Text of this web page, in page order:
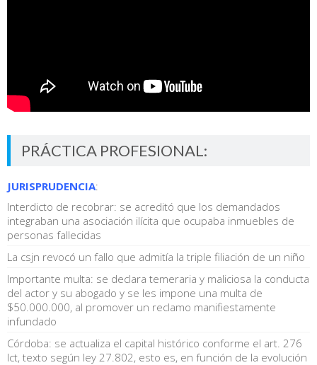
PRÁCTICA PROFESIONAL:
JURISPRUDENCIA:
Interdicto de recobrar: se acreditó que los demandados
integraban una asociación ilícita que ocupaba inmuebles de
personas fallecidas
La csjn revocó un fallo que admitía la triple filiación de un niño
Importante multa: se declara temeraria y maliciosa la conducta
del actor y su abogado y se les impone una multa de
$50.000.000, al promover un reclamo manifiestamente
infundado
Córdoba: se actualiza el capital histórico conforme el art. 276
lct, texto según ley 27.802, esto es, en función de la evolución